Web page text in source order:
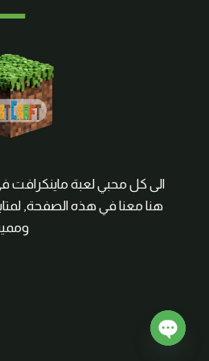
الى كل محبي لعبة ماينكرافت
هنا معنا في هذه الصفحة,